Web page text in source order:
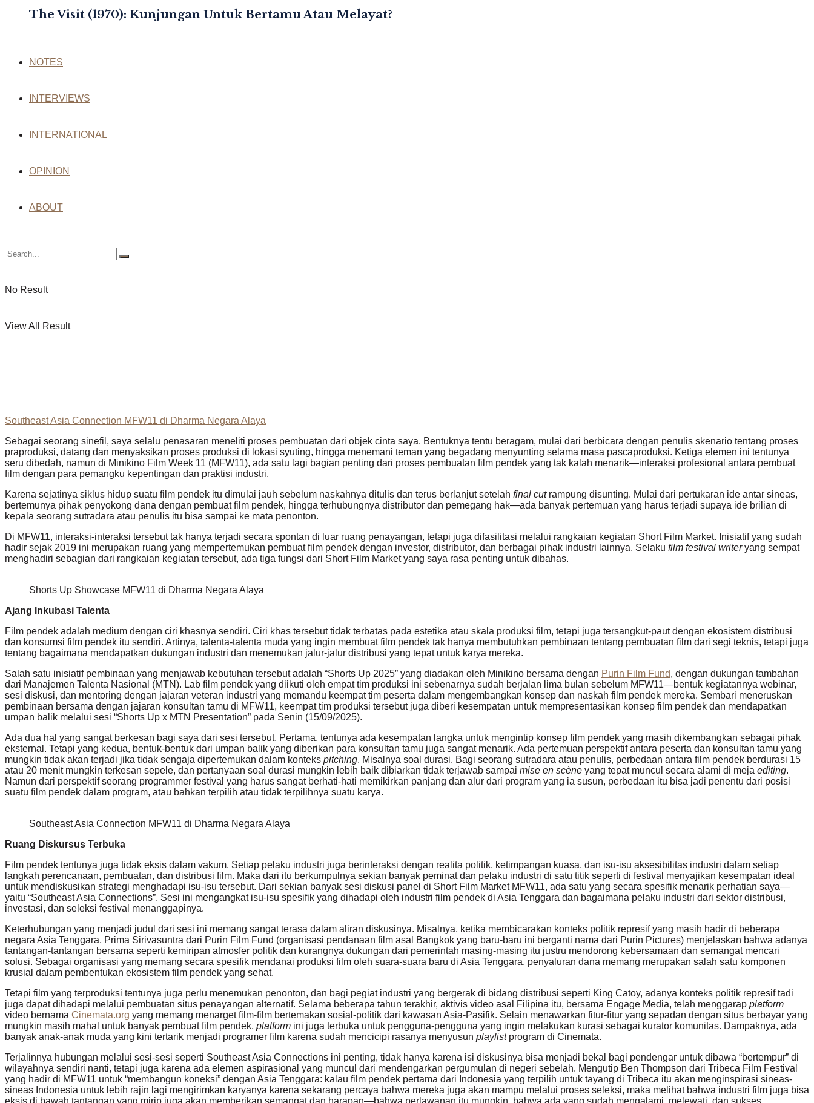
The Visit (1970): Kunjungan Untuk Bertamu Atau Melayat?
NOTES
INTERVIEWS
INTERNATIONAL
OPINION
ABOUT
No Result
View All Result
Southeast Asia Connection MFW11 di Dharma Negara Alaya
Sebagai seorang sinefil, saya selalu penasaran meneliti proses pembuatan dari objek cinta saya. Bentuknya tentu beragam, mulai dari berbicara dengan penulis skenario tentang proses
praproduksi, datang dan menyaksikan proses produksi di lokasi syuting, hingga menemani teman yang begadang menyunting selama masa pascaproduksi. Ketiga elemen ini tentunya
seru dibedah, namun di Minikino Film Week 11 (MFW11), ada satu lagi bagian penting dari proses pembuatan film pendek yang tak kalah menarik—interaksi profesional antara pembuat
film dengan para pemangku kepentingan dan praktisi industri.
Karena sejatinya siklus hidup suatu film pendek itu dimulai jauh sebelum naskahnya ditulis dan terus berlanjut setelah final cut rampung disunting. Mulai dari pertukaran ide antar sineas,
bertemunya pihak penyokong dana dengan pembuat film pendek, hingga terhubungnya distributor dan pemegang hak—ada banyak pertemuan yang harus terjadi supaya ide brilian di
kepala seorang sutradara atau penulis itu bisa sampai ke mata penonton.
Di MFW11, interaksi-interaksi tersebut tak hanya terjadi secara spontan di luar ruang penayangan, tetapi juga difasilitasi melalui rangkaian kegiatan Short Film Market. Inisiatif yang sudah
hadir sejak 2019 ini merupakan ruang yang mempertemukan pembuat film pendek dengan investor, distributor, dan berbagai pihak industri lainnya. Selaku film festival writeryang sempat
menghadiri sebagian dari rangkaian kegiatan tersebut, ada tiga fungsi dari Short Film Market yang saya rasa penting untuk dibahas.
Shorts Up Showcase MFW11 di Dharma Negara Alaya
Ajang Inkubasi Talenta
Film pendek adalah medium dengan ciri khasnya sendiri. Ciri khas tersebut tidak terbatas pada estetika atau skala produksi film, tetapi juga tersangkut-paut dengan ekosistem distribusi
dan konsumsi film pendek itu sendiri. Artinya, talenta-talenta muda yang ingin membuat film pendek tak hanya membutuhkan pembinaan tentang pembuatan film dari segi teknis, tetapi juga
tentang bagaimana mendapatkan dukungan industri dan menemukan jalur-jalur distribusi yang tepat untuk karya mereka.
Salah satu inisiatif pembinaan yang menjawab kebutuhan tersebut adalah “Shorts Up 2025” yang diadakan oleh Minikino bersama dengan Purin Film Fund, dengan dukungan tambahan
dari Manajemen Talenta Nasional (MTN). Lab film pendek yang diikuti oleh empat tim produksi ini sebenarnya sudah berjalan lima bulan sebelum MFW11—bentuk kegiatannya webinar,
sesi diskusi, dan mentoring dengan jajaran veteran industri yang memandu keempat tim peserta dalam mengembangkan konsep dan naskah film pendek mereka. Sembari meneruskan
pembinaan bersama dengan jajaran konsultan tamu di MFW11, keempat tim produksi tersebut juga diberi kesempatan untuk mempresentasikan konsep film pendek dan mendapatkan
umpan balik melalui sesi “Shorts Up x MTN Presentation” pada Senin (15/09/2025).
Ada dua hal yang sangat berkesan bagi saya dari sesi tersebut. Pertama, tentunya ada kesempatan langka untuk mengintip konsep film pendek yang masih dikembangkan sebagai pihak
eksternal. Tetapi yang kedua, bentuk-bentuk dari umpan balik yang diberikan para konsultan tamu juga sangat menarik. Ada pertemuan perspektif antara peserta dan konsultan tamu yang
mungkin tidak akan terjadi jika tidak sengaja dipertemukan dalam konteks pitching. Misalnya soal durasi. Bagi seorang sutradara atau penulis, perbedaan antara film pendek berdurasi 15
atau 20 menit mungkin terkesan sepele, dan pertanyaan soal durasi mungkin lebih baik dibiarkan tidak terjawab sampai mise en scène yang tepat muncul secara alami di meja editing.
Namun dari perspektif seorang programmer festival yang harus sangat berhati-hati memikirkan panjang dan alur dari program yang ia susun, perbedaan itu bisa jadi penentu dari posisi
suatu film pendek dalam program, atau bahkan terpilih atau tidak terpilihnya suatu karya.
Southeast Asia Connection MFW11 di Dharma Negara Alaya
Ruang Diskursus Terbuka
Film pendek tentunya juga tidak eksis dalam vakum. Setiap pelaku industri juga berinteraksi dengan realita politik, ketimpangan kuasa, dan isu-isu aksesibilitas industri dalam setiap
langkah perencanaan, pembuatan, dan distribusi film. Maka dari itu berkumpulnya sekian banyak peminat dan pelaku industri di satu titik seperti di festival menyajikan kesempatan ideal
untuk mendiskusikan strategi menghadapi isu-isu tersebut. Dari sekian banyak sesi diskusi panel di Short Film Market MFW11, ada satu yang secara spesifik menarik perhatian saya—
yaitu “Southeast Asia Connections”. Sesi ini mengangkat isu-isu spesifik yang dihadapi oleh industri film pendek di Asia Tenggara dan bagaimana pelaku industri dari sektor distribusi,
investasi, dan seleksi festival menanggapinya.
Keterhubungan yang menjadi judul dari sesi ini memang sangat terasa dalam aliran diskusinya. Misalnya, ketika membicarakan konteks politik represif yang masih hadir di beberapa
negara Asia Tenggara, Prima Sirivasuntra dari Purin Film Fund (organisasi pendanaan film asal Bangkok yang baru-baru ini berganti nama dari Purin Pictures) menjelaskan bahwa adanya
tantangan-tantangan bersama seperti kemiripan atmosfer politik dan kurangnya dukungan dari pemerintah masing-masing itu justru mendorong kebersamaan dan semangat mencari
solusi. Sebagai organisasi yang memang secara spesifik mendanai produksi film oleh suara-suara baru di Asia Tenggara, penyaluran dana memang merupakan salah satu komponen
krusial dalam pembentukan ekosistem film pendek yang sehat.
Tetapi film yang terproduksi tentunya juga perlu menemukan penonton, dan bagi pegiat industri yang bergerak di bidang distribusi seperti King Catoy, adanya konteks politik represif tadi
juga dapat dihadapi melalui pembuatan situs penayangan alternatif. Selama beberapa tahun terakhir, aktivis video asal Filipina itu, bersama Engage Media, telah menggarap platform
video bernama Cinemata.org yang memang menarget film-film bertemakan sosial-politik dari kawasan Asia-Pasifik. Selain menawarkan fitur-fitur yang sepadan dengan situs berbayar yang
mungkin masih mahal untuk banyak pembuat film pendek, platform ini juga terbuka untuk pengguna-pengguna yang ingin melakukan kurasi sebagai kurator komunitas. Dampaknya, ada
banyak anak-anak muda yang kini tertarik menjadi programer film karena sudah mencicipi rasanya menyusun playlistprogram di Cinemata.
Terjalinnya hubungan melalui sesi-sesi seperti Southeast Asia Connections ini penting, tidak hanya karena isi diskusinya bisa menjadi bekal bagi pendengar untuk dibawa “bertempur” di
wilayahnya sendiri nanti, tetapi juga karena ada elemen aspirasional yang muncul dari mendengarkan pergumulan di negeri sebelah. Mengutip Ben Thompson dari Tribeca Film Festival
yang hadir di MFW11 untuk “membangun koneksi” dengan Asia Tenggara: kalau film pendek pertama dari Indonesia yang terpilih untuk tayang di Tribeca itu akan menginspirasi sineas-
sineas Indonesia untuk lebih rajin lagi mengirimkan karyanya karena sekarang percaya bahwa mereka juga akan mampu melalui proses seleksi, maka melihat bahwa industri film juga bisa